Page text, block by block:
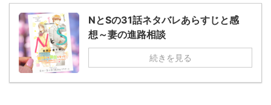
NとSの31話ネタバレあらすじと感
想～妻の進路相談
続きを見る